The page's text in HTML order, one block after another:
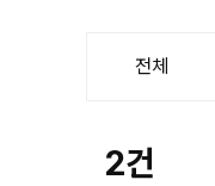
전체
2건